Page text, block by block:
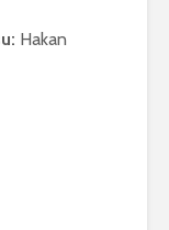
Hakan